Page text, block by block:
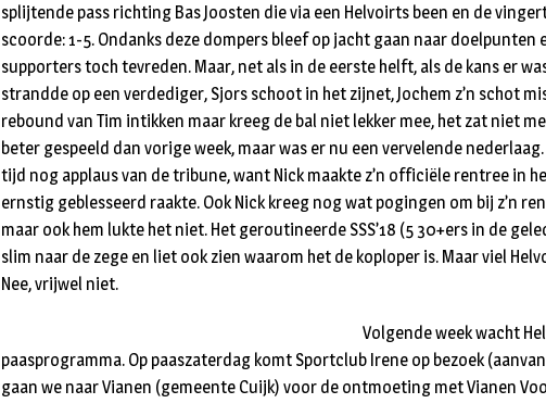
splijtende pass richting Bas Joosten die via een Helvoirts been en de
scoorde: 1-5. Ondanks deze dompers bleef op jacht gaan naar doelpunten
supporters toch tevreden. Maar, net als in de eerste helft, als de kans er
strandde op een verdediger, Sjors schoot in het zijnet, Jochem z’n schot
rebound van Tim intikken maar kreeg de bal niet lekker mee, het zat niet
beter gespeeld dan vorige week, maar was er nu een vervelende
tijd nog applaus van de tribune, want Nick maakte z’n officiële rentree in
ernstig geblesseerd raakte. Ook Nick kreeg nog wat pogingen om bij z’n
maar ook hem lukte het niet. Het geroutineerde SSS’18 (5 30+ers in de
slim naar de zege en liet ook zien waarom het de koploper is. Maar viel
Nee, vrijwel niet.
Volgende week wacht
paasprogramma. Op paaszaterdag komt Sportclub Irene op bezoek
gaan we naar Vianen (gemeente Cuijk) voor de ontmoeting met Vianen